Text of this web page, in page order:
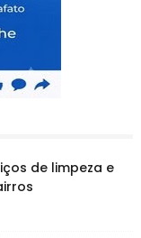
de limpeza e